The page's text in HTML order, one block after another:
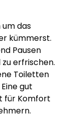
um das
kümmerst.
Pausen
erfrischen.
Toiletten
gut
für Komfort